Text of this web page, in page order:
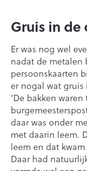
Gruis in de
Er was nog wel
nadat de metalen
persoonskaarten
er nogal wat gruis
‘De bakken
daar was onder
met daarin leem.
leem en dat
Daar had